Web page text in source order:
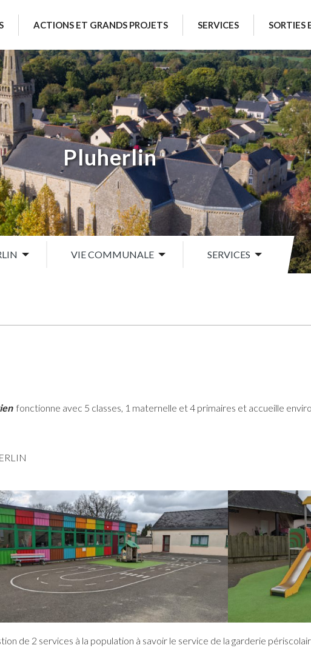
ACTIONS ET GRANDS PROJETS SERVICES SORTIES
Pluherlin
VIE COMMUNALE SERVICES
fonctionne avec 5 classes, 1 maternelle et 4 primaires et accueille
de 2 services à la population à savoir le service de la garderie